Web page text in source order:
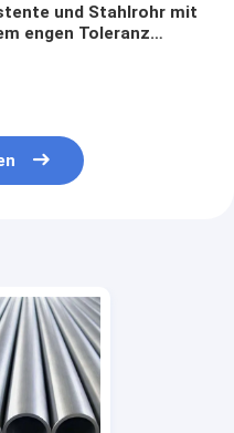
und Stahlrohr mit
engen Toleranz